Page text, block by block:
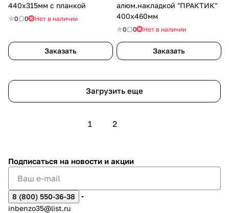
440х315мм с планкой
0 0 Нет в наличии
Заказать
алюм.накладкой "ПРАКТИК"
400х460мм
0 0 Нет в наличии
Заказать
Загрузить еще
1 2
Подписаться на новости и акции
8 (800) 550-36-38
inbenzo35@list.ru